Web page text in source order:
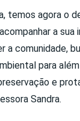
temos agora o
a sua
a comunidade,
para
e
Sandra.